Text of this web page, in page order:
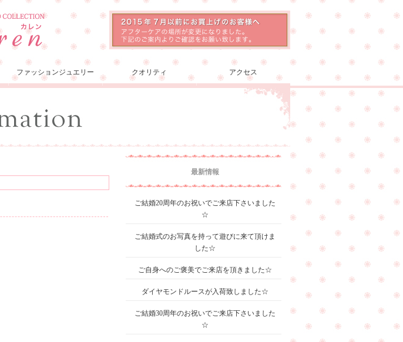
ファッションジュエリー クオリティ アクセス
最新情報
ご結婚20周年のお祝いでご来店下さいました
☆
ご結婚式のお写真を持って遊びに来て頂けま
した☆
ご自身へのご褒美でご来店を頂きました☆
ダイヤモンドルースが入荷致しました☆
ご結婚30周年のお祝いでご来店下さいました
☆